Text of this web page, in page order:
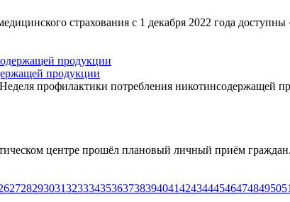
медицинского страхования с 1 декабря 2022 года
продукции
профилактики потребления никотинсодержащей
центре прошёл плановый личный приём
27282930313233343536373839404142434445464748495051